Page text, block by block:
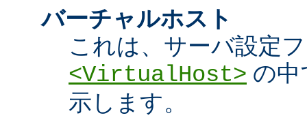
バーチャルホスト
これは、サーバ設定
<VirtualHost> の中
示します。